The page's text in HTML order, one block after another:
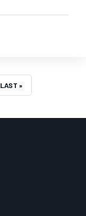
DERNIÈRE PAGE
LAST »